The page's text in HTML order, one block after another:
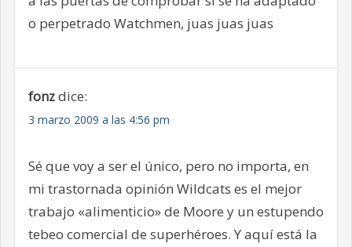
o perpetrado Watchmen, juas juas juas
fonzdice:
3 marzo 2009 a las 4:56 pm
Sé que voy a ser el único, pero no importa, en
mi trastornada opinión Wildcats es el mejor
trabajo «alimenticio» de Moore y un estupendo
tebeo comercial de superhéroes. Y aquí está la